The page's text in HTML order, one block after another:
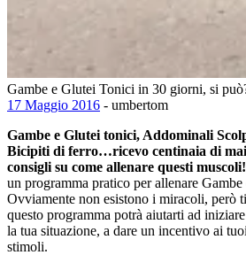
Gambe e Glutei Tonici in 30 giorni, si
17 Maggio 2016 - umbertom
Gambe e Glutei tonici, Addominali
Bicipiti di ferro…ricevo centinaia di
consigli su come allenare questi muscoli!
un programma pratico per allenare
Ovviamente non esistono i miracoli, però
questo programma potrà aiutarti ad
la tua situazione, a dare un incentivo ai
stimoli.